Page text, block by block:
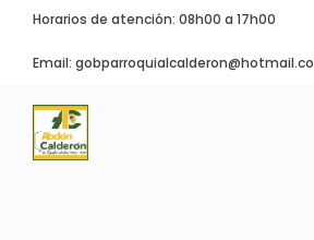
Horarios de atención: 08h00 a 17h00
Email: